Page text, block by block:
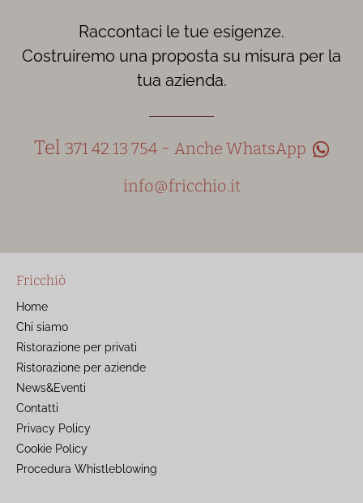
Raccontaci le tue esigenze.
Costruiremo una proposta su misura per la
tua azienda.
Tel 371 42 13 754 - Anche WhatsApp
info@fricchio.it
Fricchiò
Home
Chi siamo
Ristorazione per privati
Ristorazione per aziende
News&Eventi
Contatti
Privacy Policy
Cookie Policy
Procedura Whistleblowing